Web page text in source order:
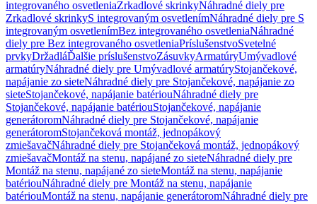
integrovaného osvetleniaZrkadlové skrinkyNáhradné diely pre
Zrkadlové skrinkyS integrovaným osvetlenímNáhradné diely pre S
integrovaným osvetlenímBez integrovaného osvetleniaNáhradné
diely pre Bez integrovaného osvetleniaPríslušenstvoSvetelné
prvkyDržadláĎalšie príslušenstvoZásuvkyArmatúryUmývadlové
armatúryNáhradné diely pre Umývadlové armatúryStojančekové,
napájanie zo sieteNáhradné diely pre Stojančekové, napájanie zo
sieteStojančekové, napájanie batériouNáhradné diely pre
Stojančekové, napájanie batériouStojančekové, napájanie
generátoromNáhradné diely pre Stojančekové, napájanie
generátoromStojančeková montáž, jednopákový
zmiešavačNáhradné diely pre Stojančeková montáž, jednopákový
zmiešavačMontáž na stenu, napájané zo sieteNáhradné diely pre
Montáž na stenu, napájané zo sieteMontáž na stenu, napájanie
batériouNáhradné diely pre Montáž na stenu, napájanie
batériouMontáž na stenu, napájanie generátoromNáhradné diely pre